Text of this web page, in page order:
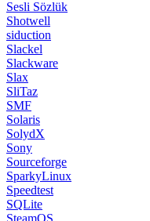
Sesli Sözlük
Shotwell
siduction
Slackel
Slackware
Slax
SliTaz
SMF
Solaris
SolydX
Sony
Sourceforge
SparkyLinux
Speedtest
SQLite
SteamOS